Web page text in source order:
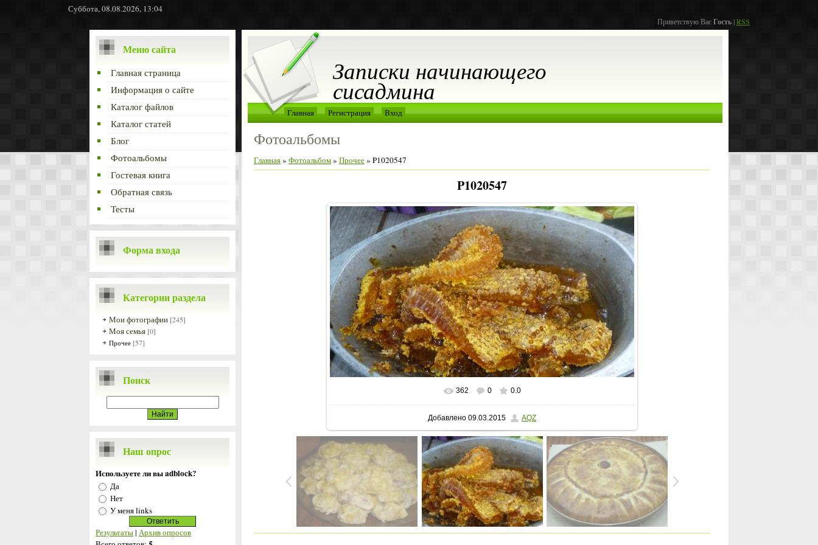
Суббота, 08.08.2026, 13:04
Приветствую ВасГость|RSS
Меню сайта
Главная страница
Информация о сайте
Каталог файлов
Каталог статей
Блог
Фотоальбомы
Гостевая книга
Обратная связь
Тесты
Форма входа
Категории раздела
Мои фотографии [245]
Моя семья [0]
Прочее [57]
Поиск
Наш опрос
Используете ли вы adblock?
Да
Нет
У меня links
Результаты| Архив опросов
Записки начинающего
сисадмина
Главная Регистрация Вход
Фотоальбомы
Главная» Фотоальбом» Прочее» P1020547
P1020547
В реальном размере 1024x576
362 0 0.0
Добавлено 09.03.2015 AQZ